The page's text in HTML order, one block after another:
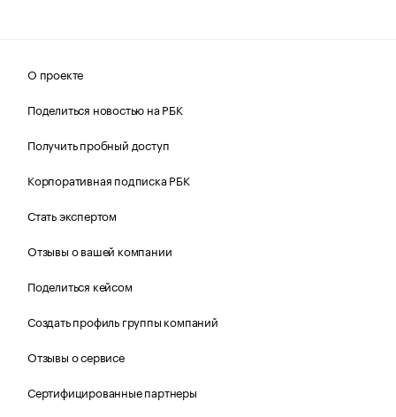
О проекте
Поделиться новостью на РБК
Получить пробный доступ
Корпоративная подписка РБК
Стать экспертом
Отзывы о вашей компании
Поделиться кейсом
Создать профиль группы компаний
Отзывы о сервисе
Сертифицированные партнеры